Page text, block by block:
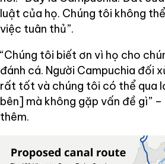
luật của họ. Chúng tôi không
việc tuân thủ”.
“Chúng tôi biết ơn vì họ cho
đánh cá. Người Campuchia đối
rất tốt và chúng tôi có thể qua
bên] mà không gặp vấn đề gì” –
thêm.